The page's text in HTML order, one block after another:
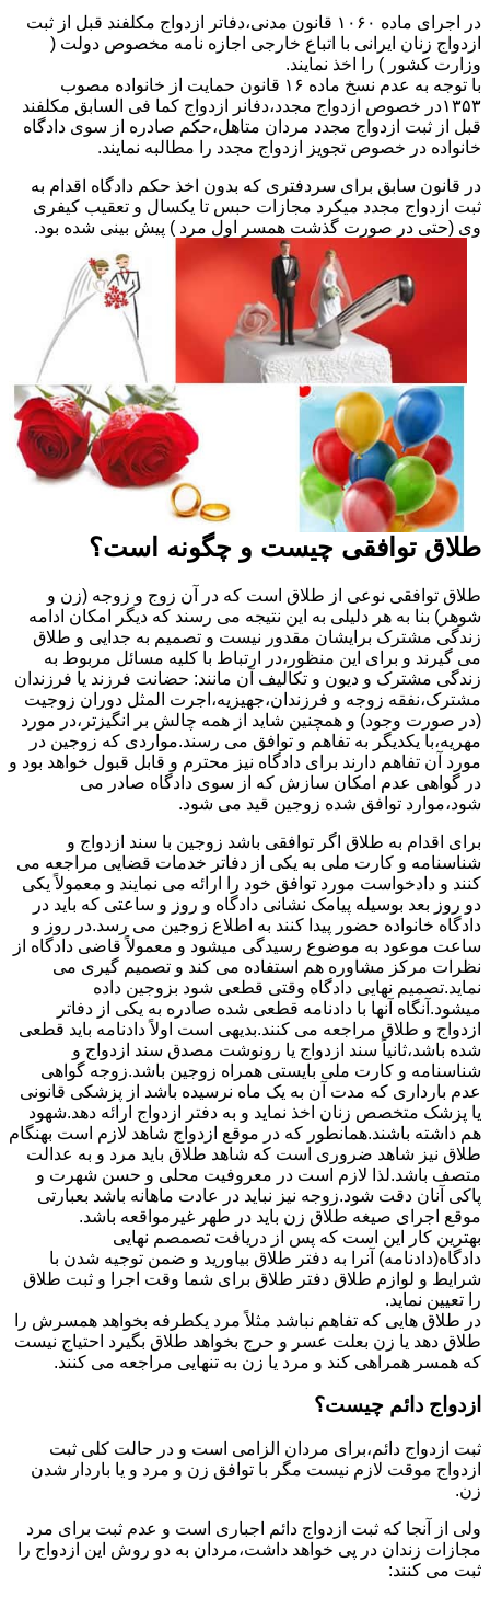
در اجرای ماده ۱۰۶۰ قانون مدنی،دفاتر ازدواج مکلفند قبل از ثبت
ازدواج زنان ایرانی با اتباع خارجی اجازه نامه مخصوص دولت (
وزارت کشور ) را اخذ نمایند.
با توجه به عدم نسخ ماده ۱۶ قانون حمایت از خانواده مصوب
۱۳۵۳در خصوص ازدواج مجدد،دفانر ازدواج کما فی السابق مکلفند
قبل از ثبت ازدواج مجدد مردان متاهل،حکم صادره از سوی دادگاه
خانواده در خصوص تجویز ازدواج مجدد را مطالبه نمایند.
در قانون سابق برای سردفتری که بدون اخذ حکم دادگاه اقدام به
ثبت ازدواج مجدد میکرد مجازات حبس تا یکسال و تعقیب کیفری
وی (حتی در صورت گذشت همسر اول مرد ) پیش بینی شده بود.
طلاق توافقی چیست و چگونه است؟
طلاق توافقی نوعی از طلاق است که در آن زوج و زوجه (زن و
شوهر) بنا به هر دلیلی به این نتیجه می رسند که دیگر امکان ادامه
زندگی مشترک برایشان مقدور نیست و تصمیم به جدایی و طلاق
می گیرند و برای این منظور،در ارتباط با کلیه مسائل مربوط به
زندگی مشترک و دیون و تکالیف آن مانند: حضانت فرزند یا فرزندان
مشترک،نفقه زوجه و فرزندان،جهیزیه،اجرت المثل دوران زوجیت
(در صورت وجود) و همچنین شاید از همه چالش بر انگیزتر،در مورد
مهریه،با یکدیگر به تفاهم و توافق می رسند.مواردی که زوجین در
مورد آن تفاهم دارند برای دادگاه نیز محترم و قابل قبول خواهد بود و
در گواهی عدم امکان سازش که از سوی دادگاه صادر می
شود،موارد توافق شده زوجین قید می شود.
برای اقدام به طلاق اگر توافقی باشد زوجین با سند ازدواج و
شناسنامه و کارت ملی به یکی از دفاتر خدمات قضایی مراجعه می
کنند و دادخواست مورد توافق خود را ارائه می نمایند و معمولاً یکی
دو روز بعد بوسیله پیامک نشانی دادگاه و روز و ساعتی که باید در
دادگاه خانواده حضور پیدا کنند به اطلاع زوجین می رسد.در روز و
ساعت موعود به موضوع رسیدگی میشود و معمولاً قاضی دادگاه از
نظرات مرکز مشاوره هم استفاده می کند و تصمیم گیری می
نماید.تصمیم نهایی دادگاه وقتی قطعی شود بزوجین داده
میشود.آنگاه آنها با دادنامه قطعی شده صادره به یکی از دفاتر
ازدواج و طلاق مراجعه می کنند.بدیهی است اولاً دادنامه باید قطعی
شده باشد،ثانیاً سند ازدواج یا رونوشت مصدق سند ازدواج و
شناسنامه و کارت ملی بایستی همراه زوجین باشد.زوجه گواهی
عدم بارداری که مدت آن به یک ماه نرسیده باشد از پزشکی قانونی
یا پزشک متخصص زنان اخذ نماید و به دفتر ازدواج ارائه دهد.شهود
هم داشته باشند.همانطور که در موقع ازدواج شاهد لازم است بهنگام
طلاق نیز شاهد ضروری است که شاهد طلاق باید مرد و به عدالت
متصف باشد.لذا لازم است در معروفیت محلی و حسن شهرت و
پاکی آنان دقت شود.زوجه نیز نباید در عادت ماهانه باشد بعبارتی
موقع اجرای صیغه طلاق زن باید در طهر غیرمواقعه باشد.
بهترین کار این است که پس از دریافت تصمصم نهایی
دادگاه(دادنامه) آنرا به دفتر طلاق بیاورید و ضمن توجیه شدن با
شرایط و لوازم طلاق دفتر طلاق برای شما وقت اجرا و ثبت طلاق
را تعیین نماید.
در طلاق هایی که تفاهم نباشد مثلاً مرد یکطرفه بخواهد همسرش را
طلاق دهد یا زن بعلت عسر و حرج بخواهد طلاق بگیرد احتیاج نیست
که همسر همراهی کند و مرد یا زن به تنهایی مراجعه می کنند.
ازدواج دائم چیست؟
ثبت ازدواج دائم،برای مردان الزامی است و در حالت کلی ثبت
ازدواج موقت لازم نیست مگر با توافق زن و مرد و یا باردار شدن
زن.
ولی از آنجا که ثبت ازدواج دائم اجباری است و عدم ثبت برای مرد
مجازات زندان در پی خواهد داشت،مردان به دو روش این ازدواج را
ثبت می کنند: